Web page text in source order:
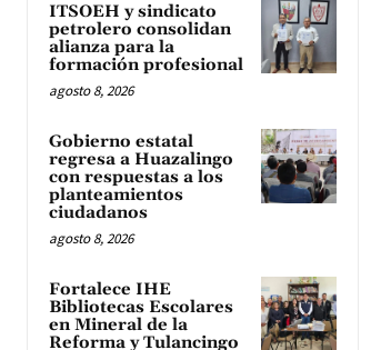
ITSOEH y sindicato
petrolero consolidan
alianza para la
formación profesional
agosto 8, 2026
Gobierno estatal
regresa a Huazalingo
con respuestas a los
planteamientos
ciudadanos
agosto 8, 2026
Fortalece IHE
Bibliotecas Escolares
en Mineral de la
Reforma y Tulancingo